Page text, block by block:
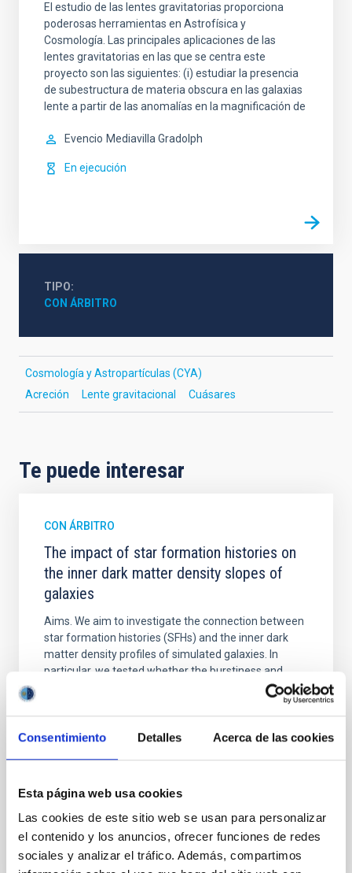
Consentimiento Detalles Acerca de las cookies
Esta página web usa cookies
Las cookies de este sitio web se usan para personalizar
el contenido y los anuncios, ofrecer funciones de redes
sociales y analizar el tráfico. Además, compartimos
El estudio de las lentes gravitatorias proporciona
poderosas herramientas en Astrofísica y
Cosmología. Las principales aplicaciones de las
lentes gravitatorias en las que se centra este
proyecto son las siguientes: (i) estudiar la presencia
de subestructura de materia obscura en las galaxias
lente a partir de las anomalías en la magnificación de
Evencio Mediavilla Gradolph
En ejecución
TIPO
CON ÁRBITRO
Cosmología y Astropartículas (CYA)
Acreción
Lente gravitacional Cuásares
Te puede interesar
CON ÁRBITRO
The impact of star formation histories on
the inner dark matter density slopes of
galaxies
Aims. We aim to investigate the connection between
star formation histories (SFHs) and the inner dark
matter density profiles of simulated galaxies. In
particular, we tested whether the burstiness and
temporal distribution of star formation influence the
formation of cored versus cuspy dark matter profiles.
Methods. We homogeneously analysed
BIBCODE 2026A&A...710A..95S
NÚMERO DE CITAS 1